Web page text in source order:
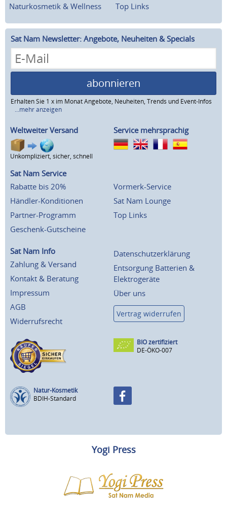
Naturkosmetik & Wellness
Top Links
Sat Nam Newsletter: Angebote, Neuheiten & Specials
abonnieren
Erhalten Sie 1 x im Monat Angebote, Neuheiten, Trends und Event-Infos
...mehr anzeigen
Weltweiter Versand
Unkompliziert, sicher, schnell
Service mehrsprachig
Sat Nam Service
Rabatte bis 20%
Händler-Konditionen
Partner-Programm
Geschenk-Gutscheine
Vormerk-Service
Sat Nam Lounge
Top Links
Sat Nam Info
Zahlung & Versand
Kontakt & Beratung
Impressum
AGB
Widerrufsrecht
Datenschutzerklärung
Entsorgung Batterien &
Elektrogeräte
Über uns
Vertrag widerrufen
BIO zertifiziert
DE-ÖKO-007
Natur-Kosmetik
BDIH-Standard
Yogi Press